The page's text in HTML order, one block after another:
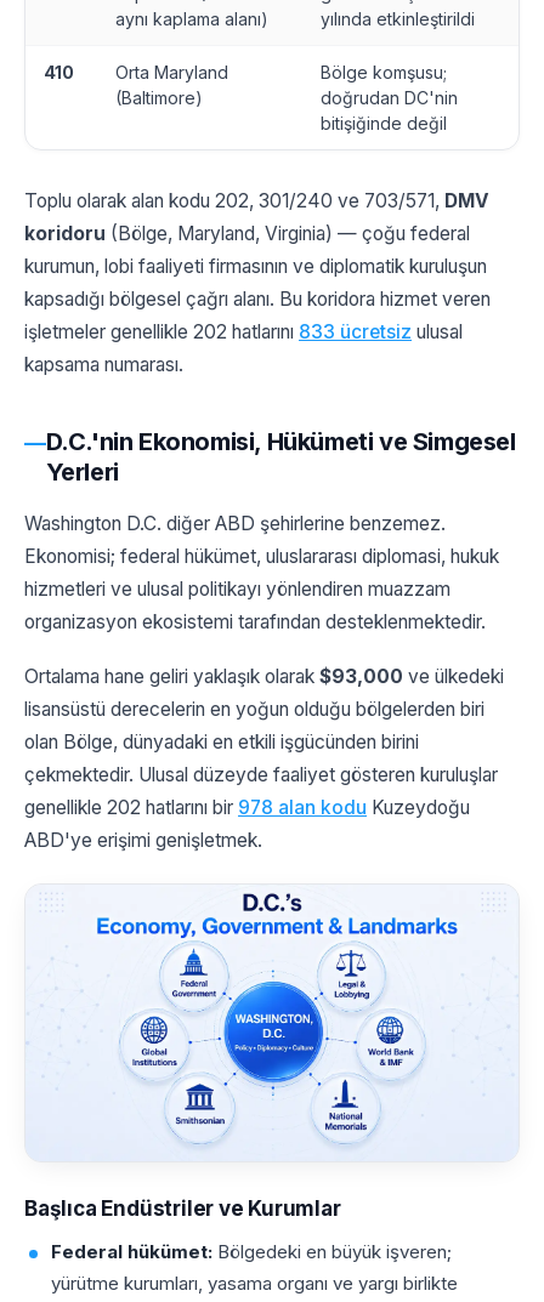
aynı kaplama alanı)
yılında etkinleştirildi
410
Orta Maryland
(Baltimore)
Bölge komşusu;
doğrudan DC'nin
bitişiğinde değil
Toplu olarak alan kodu 202, 301/240 ve 703/571, DMV
koridoru (Bölge, Maryland, Virginia) — çoğu federal
kurumun, lobi faaliyeti firmasının ve diplomatik kuruluşun
kapsadığı bölgesel çağrı alanı. Bu koridora hizmet veren
işletmeler genellikle 202 hatlarını 833 ücretsiz ulusal
kapsama numarası.
D.C.'nin Ekonomisi, Hükümeti ve Simgesel
Yerleri
Washington D.C. diğer ABD şehirlerine benzemez.
Ekonomisi; federal hükümet, uluslararası diplomasi, hukuk
hizmetleri ve ulusal politikayı yönlendiren muazzam
organizasyon ekosistemi tarafından desteklenmektedir.
Ortalama hane geliri yaklaşık olarak $93,000 ve ülkedeki
lisansüstü derecelerin en yoğun olduğu bölgelerden biri
olan Bölge, dünyadaki en etkili işgücünden birini
çekmektedir. Ulusal düzeyde faaliyet gösteren kuruluşlar
genellikle 202 hatlarını bir 978 alan kodu Kuzeydoğu
ABD'ye erişimi genişletmek.
Başlıca Endüstriler ve Kurumlar
Federal hükümet: Bölgedeki en büyük işveren;
yürütme kurumları, yasama organı ve yargı birlikte